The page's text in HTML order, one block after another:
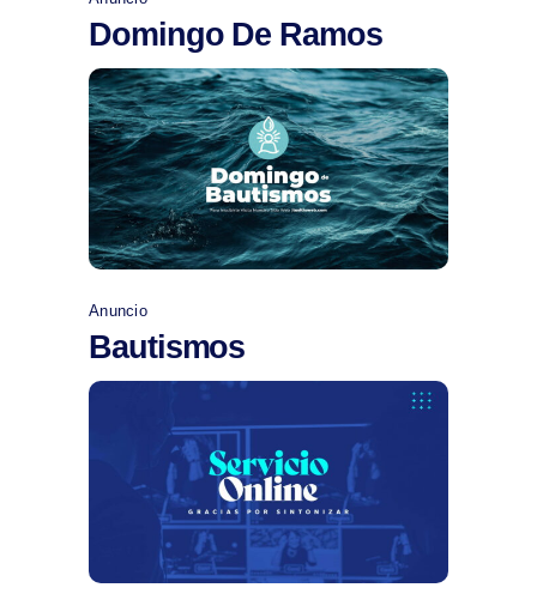
Domingo De Ramos
Comprar
Anuncio
Bautismos
Comprar